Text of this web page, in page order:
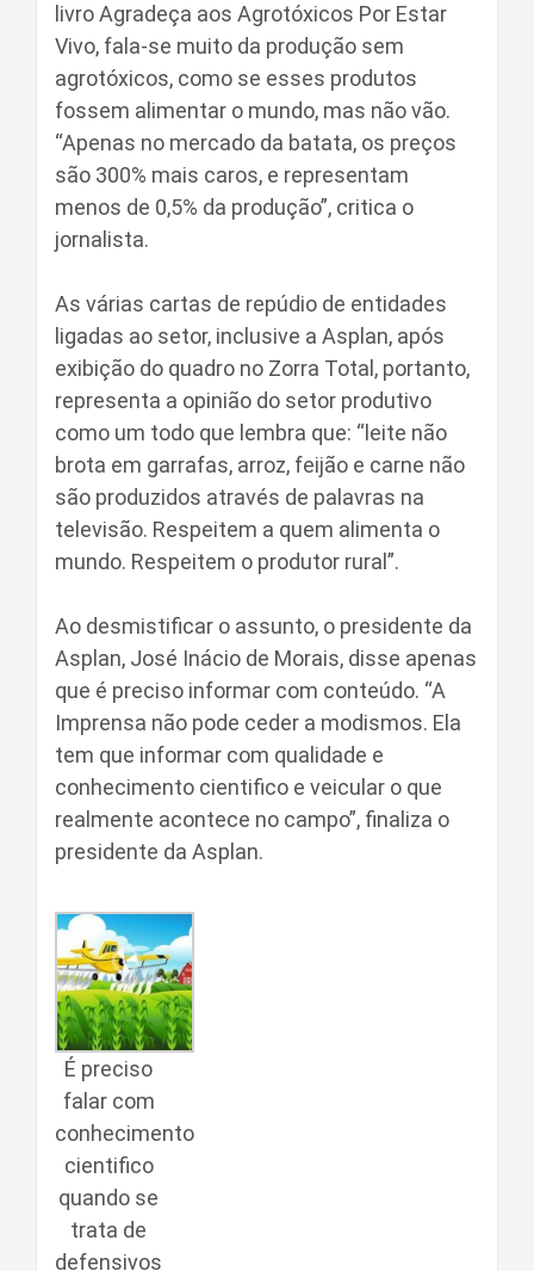
livro Agradeça aos Agrotóxicos Por Estar
Vivo, fala-se muito da produção sem
agrotóxicos, como se esses produtos
fossem alimentar o mundo, mas não vão.
“Apenas no mercado da batata, os preços
são 300% mais caros, e representam
menos de 0,5% da produção”, critica o
jornalista.
As várias cartas de repúdio de entidades
ligadas ao setor, inclusive a Asplan, após
exibição do quadro no Zorra Total, portanto,
representa a opinião do setor produtivo
como um todo que lembra que: “leite não
brota em garrafas, arroz, feijão e carne não
são produzidos através de palavras na
televisão. Respeitem a quem alimenta o
mundo. Respeitem o produtor rural”.
Ao desmistificar o assunto, o presidente da
Asplan, José Inácio de Morais, disse apenas
que é preciso informar com conteúdo. “A
Imprensa não pode ceder a modismos. Ela
tem que informar com qualidade e
conhecimento cientifico e veicular o que
realmente acontece no campo”, finaliza o
presidente da Asplan.
É preciso
falar com
conhecimento
cientifico
quando se
trata de
defensivos